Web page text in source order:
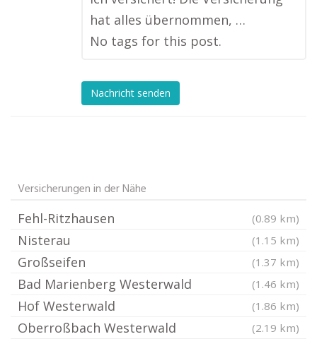
hat alles übernommen, …
No tags for this post.
Nachricht senden
Versicherungen in der Nähe
Fehl-Ritzhausen (0.89 km)
Nisterau (1.15 km)
Großseifen (1.37 km)
Bad Marienberg Westerwald (1.46 km)
Hof Westerwald (1.86 km)
Oberroßbach Westerwald (2.19 km)